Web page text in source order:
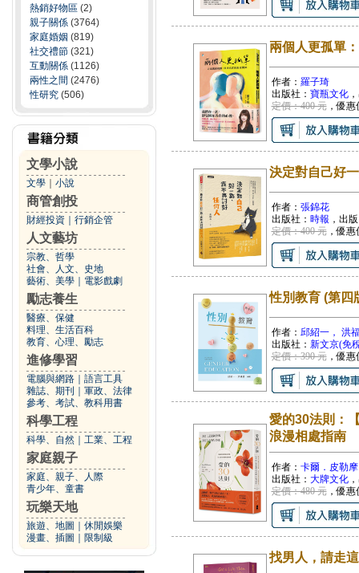
熱銷好物區 (2)
親子關係 (3764)
家庭婚姻 (819)
社交禮節 (321)
互動關係 (1126)
兩性之間 (2476)
性研究 (506)
文學小說
文學 小說
商管創投
財經投資 行銷企管
人文藝坊
宗教、哲學
社會、人文、史地
藝術、美學
電影戲劇
勵志養生
醫療、保健
料理、生活百科
教育、心理、勵志
進修學習
電腦與網路
語言工具
雜誌、期刊
軍政、法律
參考、考試、教科用書
科學工程
科學、自然 工業、工程
家庭親子
家庭、親子、人際
青少年、童書
玩樂天地
旅遊、地圖
休閒娛樂
漫畫、插圖
限制級
兩個人更孤單
作者： 羅子琦
出版社： 寶瓶文化
定價：400 元，優惠
決定對自己好
作者： 張錦花
出版社： 時報 ，出
定價：400 元，優惠
性別教育 (第四
作者： 邱紹一， 洪
出版社： 新文京(免
定價：390 元，優惠
愛的30法則：
浪漫相處指南
作者： 卡爾．皮勒摩
出版社： 大牌文化
定價：480 元，優惠
找男人，請走